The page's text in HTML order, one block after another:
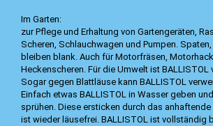
Im Garten:
zur Pflege und Erhaltung von Gartengeräten,
Scheren, Schlauchwagen und Pumpen.
bleiben blank. Auch für Motorfräsen,
Heckenscheren. Für die Umwelt ist
Sogar gegen Blattläuse kann BALLISTOL
Einfach etwas BALLISTOL in Wasser geben
sprühen. Diese ersticken durch das anhaftende
ist wieder läusefrei. BALLISTOL ist vollständig